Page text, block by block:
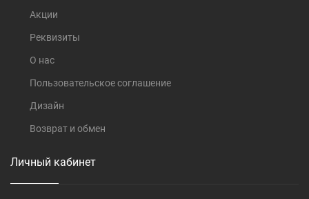
Акции
Реквизиты
О нас
Пользовательское соглашение
Дизайн
Возврат и обмен
Личный кабинет